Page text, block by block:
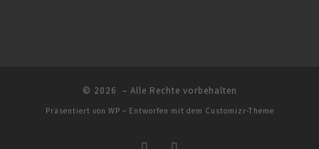
© 2026 – Alle Rechte vorbehalten
Präsentiert von WP – Entworfen mit dem Customizr-Theme